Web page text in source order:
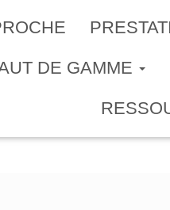
DE GAMME